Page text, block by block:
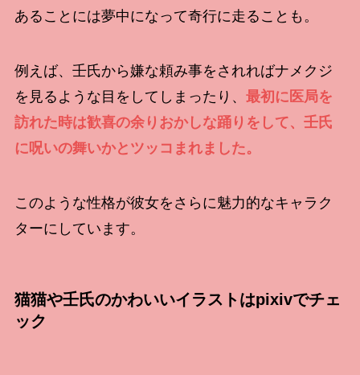
あることには夢中になって奇行に走ることも。
例えば、壬氏から嫌な頼み事をされればナメクジ
を見るような目をしてしまったり、 最初に医局を
訪れた時は歓喜の余りおかしな踊りをして、壬氏
に呪いの舞いかとツッコまれました。
このような性格が彼女をさらに魅力的なキャラク
ターにしています。
猫猫や壬氏のかわいいイラストはpixivでチェ
ック